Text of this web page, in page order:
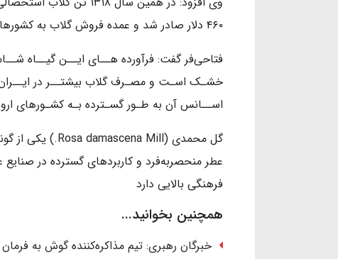
۴۶۰ دلار صادر شد و عمده فروش گلاب به کشورهای حاشیه خلیج فارس صورت گرفت.
فتاحی‌فر گفت: فرآورده هــای ایــن گیــاه
خشـک اسـت و مصـرف گلاب بیشتــر در
اســانس آن به طـور گسـترده بـه کشـورهای
عطر منحصربه‌فرد و کاربردهای گسترده در
فرهنگی بالایی دارد
همچنین بخوانید...
خبرگان رهبری: تیم مذاکره‌کننده گوش به